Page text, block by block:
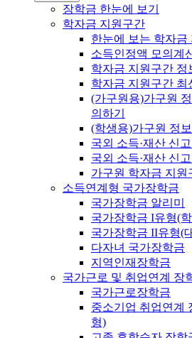
장학금 한눈에 보기
학자금 지원구간
한눈에 보는 학자금
소득인정액 모의계
학자금 지원구간 정
학자금 지원구간 최
(가구원용)가구원
의하기
(학생용)가구원 정
국외 소득·재산 신
국외 소득·재산 신
가구원 학자금 지원
소득연계형 국가장학금
국가장학금 알리미
국가장학금 I유형(
국가장학금 II유형(
다자녀 국가장학금
지역인재장학금
국가근로 및 취업연계 장
국가근로장학금
중소기업 취업연계
형)